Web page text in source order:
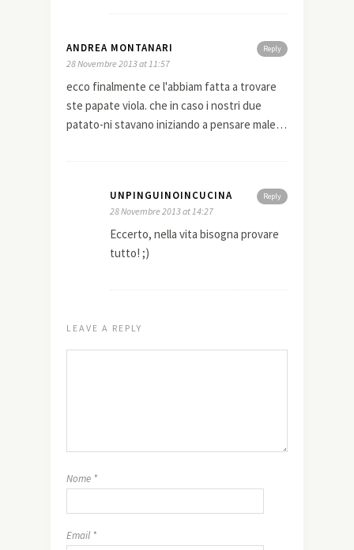
Reply
ANDREA MONTANARI
28 Novembre 2013 at 11:57
ecco finalmente ce l'abbiam fatta a trovare
ste papate viola. che in caso i nostri due
patato-ni stavano iniziando a pensare male…
Reply
UNPINGUINOINCUCINA
28 Novembre 2013 at 14:27
Eccerto, nella vita bisogna provare
tutto! ;)
LEAVE A REPLY
Nome *
Email *